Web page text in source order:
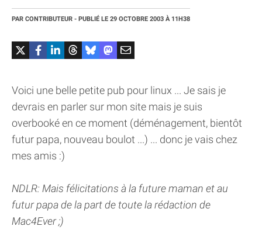
PAR CONTRIBUTEUR - PUBLIÉ LE 29 OCTOBRE 2003 À 11H38
Voici une belle petite pub pour linux ... Je sais je
devrais en parler sur mon site mais je suis
overbooké en ce moment (déménagement, bientôt
futur papa, nouveau boulot ...) ... donc je vais chez
mes amis :)
NDLR: Mais félicitations à la future maman et au
futur papa de la part de toute la rédaction de
Mac4Ever ;)